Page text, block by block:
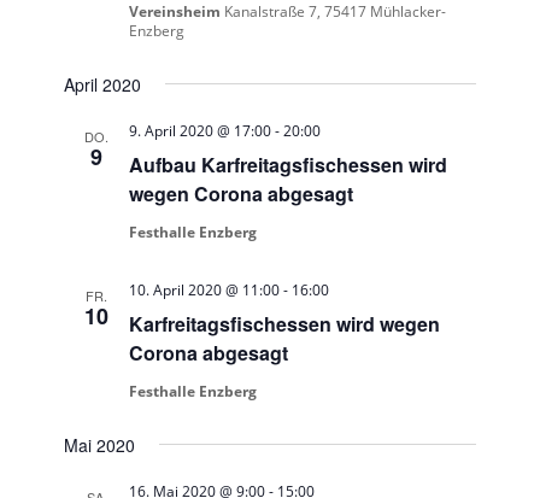
Vereinsheim Kanalstraße 7, 75417 Mühlacker-
Enzberg
April 2020
DO.
9
Aufbau Karfreitagsfischessen wird
wegen Corona abgesagt
9. April 2020 @ 17:00-20:00
Festhalle Enzberg
FR.
10
Karfreitagsfischessen wird wegen
Corona abgesagt
10. April 2020 @ 11:00- 16:00
Festhalle Enzberg
Mai 2020
16. Mai 2020 @ 9:00- 15:00